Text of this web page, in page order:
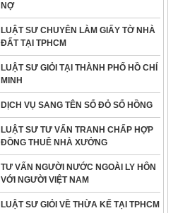
NỢ
LUẬT SƯ CHUYÊN LÀM GIẤY TỜ NHÀ
ĐẤT TẠI TPHCM
LUẬT SƯ GIỎI TẠI THÀNH PHỐ HỒ CHÍ
MINH
DỊCH VỤ SANG TÊN SỔ ĐỎ SỔ HỒNG
LUẬT SƯ TƯ VẤN TRANH CHẤP HỢP
ĐỒNG THUÊ NHÀ XƯỞNG
TƯ VẤN NGƯỜI NƯỚC NGOÀI LY HÔN
VỚI NGƯỜI VIỆT NAM
LUẬT SƯ GIỎI VỀ THỪA KẾ TẠI TPHCM